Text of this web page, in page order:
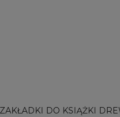
DO KSIĄŻKI